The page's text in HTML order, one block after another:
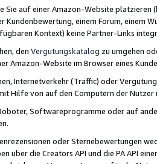
Sie auf einer Amazon-Website
Kundenbewertung, einem Forum, einem
Kontext) keine Partner-Links
den Vergütungskatalog zu umgehen
Amazon-Website im Browser eines
Internetverkehr (Traffic) oder
Hilfe von auf den Computern der
Softwareprogramme oder auf
oder Sternebewertungen
über die Creators API und die PA API